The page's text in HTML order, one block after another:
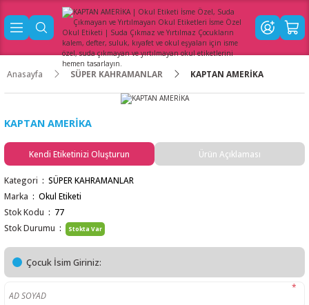
Anasayfa SÜPER KAHRAMANLAR KAPTAN AMERİKA
KAPTAN AMERİKA
Kendi Etiketinizi Oluşturun Ürün Açıklaması
Kategori
SÜPER KAHRAMANLAR
Marka
Okul Etiketi
Stok Kodu
77
Stok Durumu
Stokta Var
Çocuk İsim Giriniz:
*